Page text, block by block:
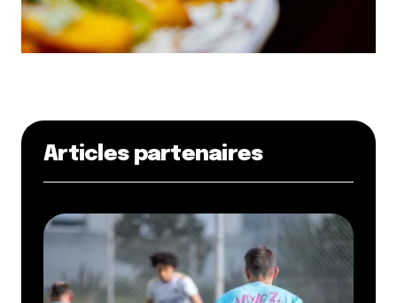
Articles partenaires